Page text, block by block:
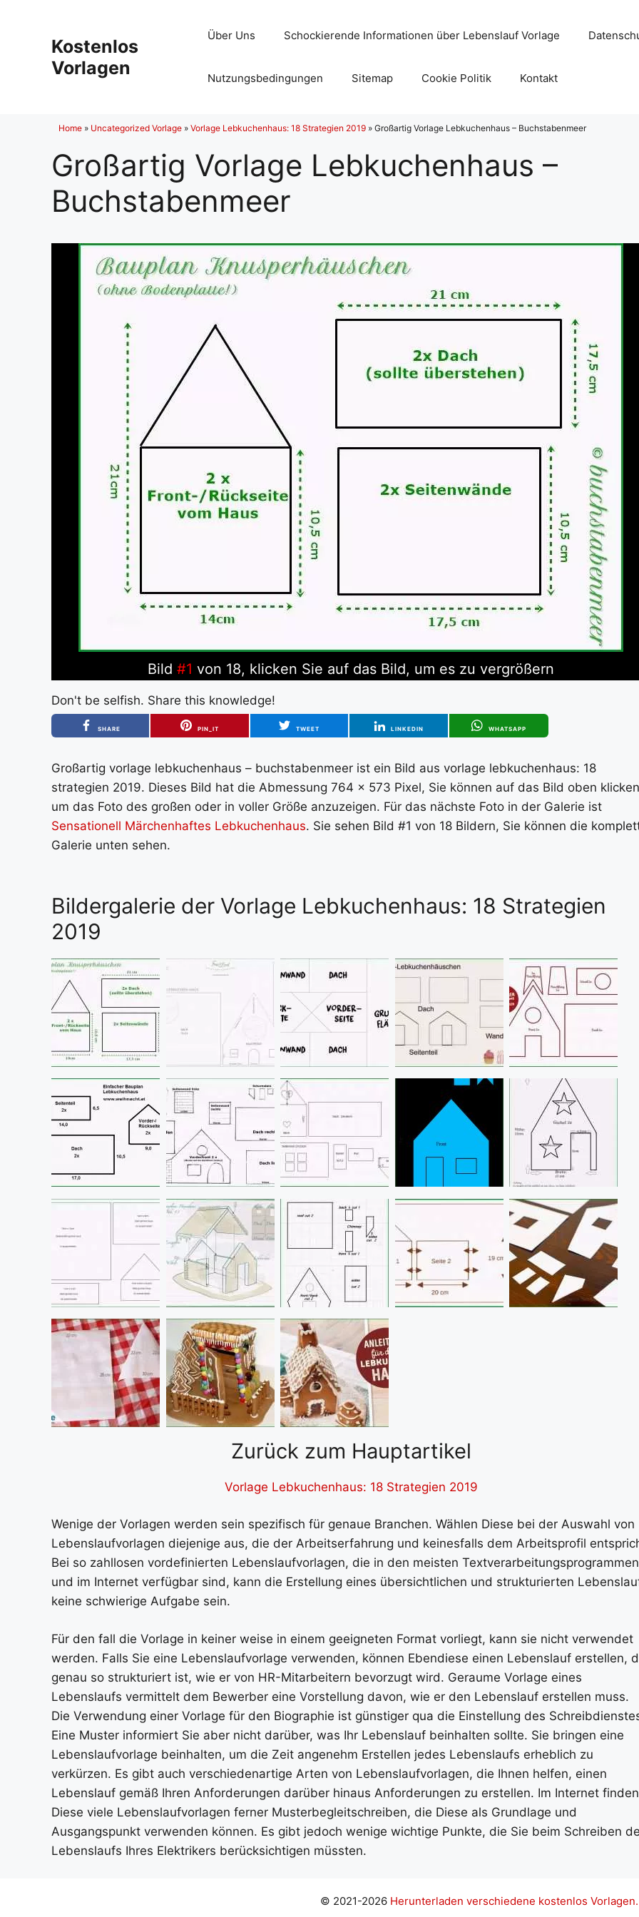
Kostenlos
Vorlagen
Über Uns Schockierende Informationen über Lebenslauf Vorlage
Nutzungsbedingungen Sitemap Cookie Politik Kontakt
Home » Uncategorized Vorlage » Vorlage Lebkuchenhaus: 18 Strategien 2019 » Großartig Vorlage Lebkuchenhaus – Buchstabenmeer
Großartig Vorlage Lebkuchenhaus –
Buchstabenmeer
Bild #1 von 18, klicken Sie auf das Bild, um es zu vergrößern
Don't be selfish. Share this knowledge!
SHARE PIN_IT TWEET LINKEDIN WHATSAPP
Großartig vorlage lebkuchenhaus – buchstabenmeer ist ein Bild aus vorlage lebkuchenhaus: 18
strategien 2019. Dieses Bild hat die Abmessung 764 x 573 Pixel, Sie können auf das Bild oben
um das Foto des großen oder in voller Größe anzuzeigen. Für das nächste Foto in der Galerie ist
Sensationell Märchenhaftes Lebkuchenhaus. Sie sehen Bild #1 von 18 Bildern, Sie können die
Galerie unten sehen.
Bildergalerie der Vorlage Lebkuchenhaus: 18 Strategien
2019
Zurück zum Hauptartikel
Vorlage Lebkuchenhaus: 18 Strategien 2019
Wenige der Vorlagen werden sein spezifisch für genaue Branchen. Wählen Diese bei der Auswahl von
Lebenslaufvorlagen diejenige aus, die der Arbeitserfahrung und keinesfalls dem Arbeitsprofil
Bei so zahllosen vordefinierten Lebenslaufvorlagen, die in den meisten Textverarbeitungsprogrammen
und im Internet verfügbar sind, kann die Erstellung eines übersichtlichen und strukturierten
keine schwierige Aufgabe sein.
Für den fall die Vorlage in keiner weise in einem geeigneten Format vorliegt, kann sie nicht verwendet
werden. Falls Sie eine Lebenslaufvorlage verwenden, können Ebendiese einen Lebenslauf erstellen,
genau so strukturiert ist, wie er von HR-Mitarbeitern bevorzugt wird. Geraume Vorlage eines
Lebenslaufs vermittelt dem Bewerber eine Vorstellung davon, wie er den Lebenslauf erstellen muss.
Die Verwendung einer Vorlage für den Biographie ist günstiger qua die Einstellung des
Eine Muster informiert Sie aber nicht darüber, was Ihr Lebenslauf beinhalten sollte. Sie bringen eine
Lebenslaufvorlage beinhalten, um die Zeit angenehm Erstellen jedes Lebenslaufs erheblich zu
verkürzen. Es gibt auch verschiedenartige Arten von Lebenslaufvorlagen, die Ihnen helfen, einen
Lebenslauf gemäß Ihren Anforderungen darüber hinaus Anforderungen zu erstellen. Im Internet finden
Diese viele Lebenslaufvorlagen ferner Musterbegleitschreiben, die Diese als Grundlage und
Ausgangspunkt verwenden können. Es gibt jedoch wenige wichtige Punkte, die Sie beim Schreiben
Lebenslaufs Ihres Elektrikers berücksichtigen müssten.
© 2021-2026 Herunterladen verschiedene kostenlos Vorlagen.